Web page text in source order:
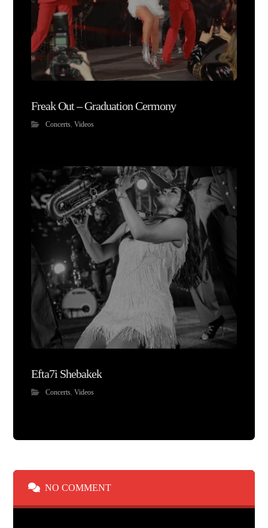
Freak Out – Graduation Cermony
Concerts,Videos
Efta7i Shebakek
Concerts,Videos
NO COMMENT